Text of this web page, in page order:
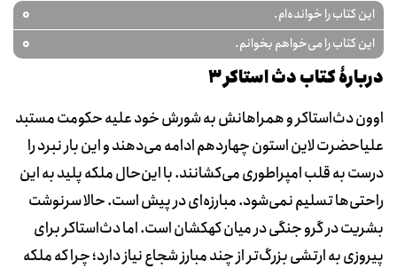
این کتاب را خوانده‌ام. 0
این کتاب را می‌خواهم بخوانم. 0
دربارۀ کتاب دث استاکر 3
اوون دث‌استاکر و همراهانش به شورش خود علیه حکومت مستبد
علیاحضرت لاین استون چهاردهم ادامه می‌دهند و این ‌بار نبرد را
درست به قلب امپراطوری می‌کشانند. با این‌حال ملکه‌ پلید به این
راحتی‌ها تسلیم نمی‌شود. مبارزه‌ای در پیش است. حالا سرنوشت
بشریت در گرو جنگی در میان کهکشان‌ است. اما دث‌استاکر برای
پیروزی به ارتشی بزرگ‌تر از چند مبارز شجاع نیاز دارد؛ چرا که ملکه